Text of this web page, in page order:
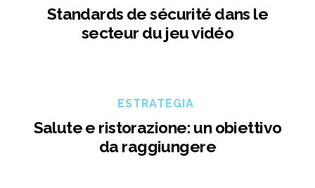
Standards de sécurité dans le
secteur du jeu vidéo
ESTRATEGIA
Salute e ristorazione: un obiettivo
da raggiungere